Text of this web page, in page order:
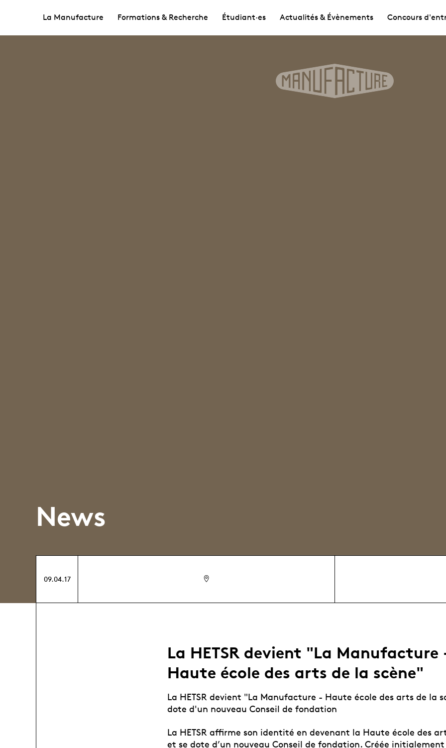
La Manufacture Formations & Recherche Étudiant·es Actualités & Évènements Concours
News
09.04.17
La HETSR devient "La Manufacture
Haute école des arts de la scène"
La HETSR devient "La Manufacture - Haute école des arts de la
dote d'un nouveau Conseil de fondation
La HETSR affirme son identité en devenant la Haute école des
et se dote d’un nouveau Conseil de fondation. Créée initialement